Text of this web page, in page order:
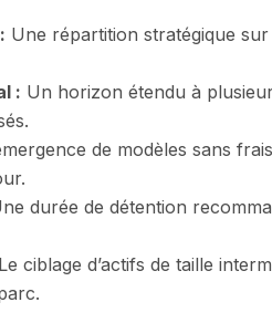
Une répartition stratégique
: Un horizon étendu à
de modèles sans
durée de détention
Le ciblage d’actifs de taille